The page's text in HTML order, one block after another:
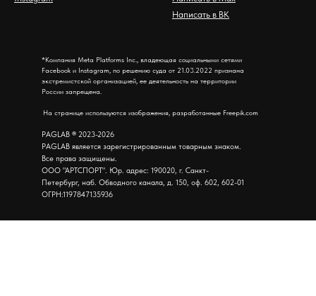
Написать в ВК
*Компания Meta Platforms Inc., владеющая социальными сетями
Facebook и Instagram, по решению суда от 21.03.2022 признана
экстремистской организацией, ее деятельность на территории
России запрещена.
На странице используются изображения, разработанные Freepik.com
PAGLAB ® 2023-2026
PAGLAB является зарегистрированным товарным знаком.
Все права защищены.
ООО "АРТСПОРТ". Юр. адрес: 190020, г. Санкт-
Петербург, наб. Обводного канала, д. 150, оф. 602, 602-01
ОГРН:1197847135936